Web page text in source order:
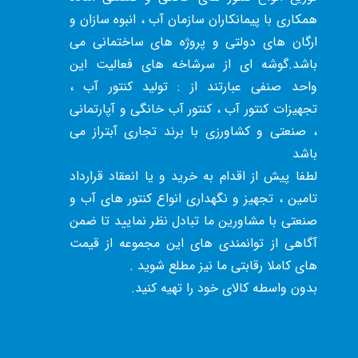
همکاری با پیمانکاران سازمان آب ، انبوه سازان و
ارگان های دولتی و پروژه های ساختمانی می
باشد.گوشه ای از سرشاخه های فعالیت این
واحد صنفی عبارتند از : تولید کنتور آب ،
تجهیزات کنتور آب ، کنتور آب خانگی و آپارتمانی
، صنعتی و کشاورزی با برند تجاری آبتراز می
باشد
لطفا پیش از اقدام به خرید و یا انعقاد قرارداد
تامین ، تجهیز و نگهداری انواع کنتور های آب و
صنعتی با مشاورین ما تبادل نظر نمایید تا ضمن
آگاهی از توانمندی های این مجموعه از قیمت
های کاملا رقابتی ما نیز مطلع شوید .
بدون واسطه کالای خود را تهیه کنید.